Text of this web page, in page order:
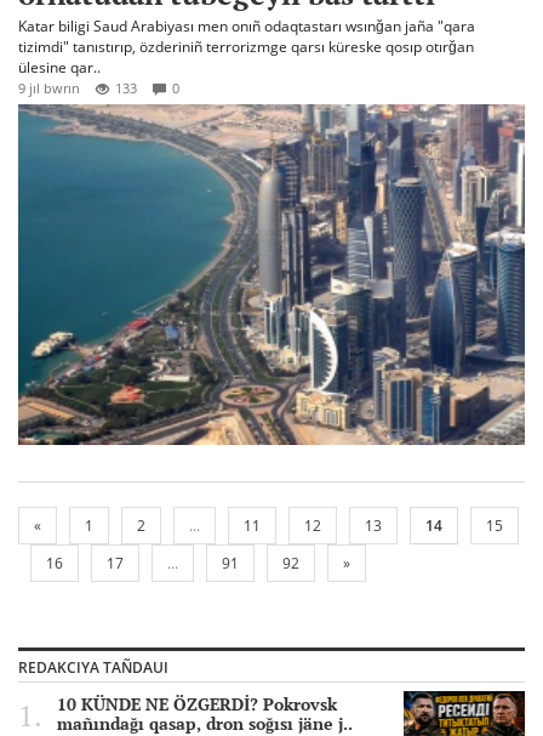
Katar biligi Saud Arabiyası men onıñ odaqtastarı wsınğan jaña "qara
tizimdi" tanıstırıp, özderiniñ terrorizmge qarsı küreske qosıp otırğan
ülesine qar..
9 jıl bwrın 133 0
« 1 2 ... 11 12 13 14
15
16
17 ... 91 92 »
REDAKCIYA TAÑDAUI
10 KÜNDE NE ÖZGERDİ? Pokrovsk
mañındağı qasap, dron soğısı jäne j..